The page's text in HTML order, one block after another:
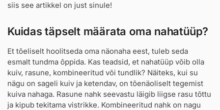
siis see artikkel on just sinule!
Kuidas täpselt määrata oma nahatüüp?
Et tõeliselt hoolitseda oma näonaha eest, tuleb seda
esmalt tundma õppida. Kas teadsid, et nahatüüp võib olla
kuiv, rasune, kombineeritud või tundlik? Näiteks, kui su
nägu on sageli kuiv ja ketendav, on tõenäoliselt tegemist
kuiva nahaga. Rasune nahk seevastu läigib liigse rasu tõttu
ja kipub tekitama vistrikke. Kombineeritud nahk on nagu